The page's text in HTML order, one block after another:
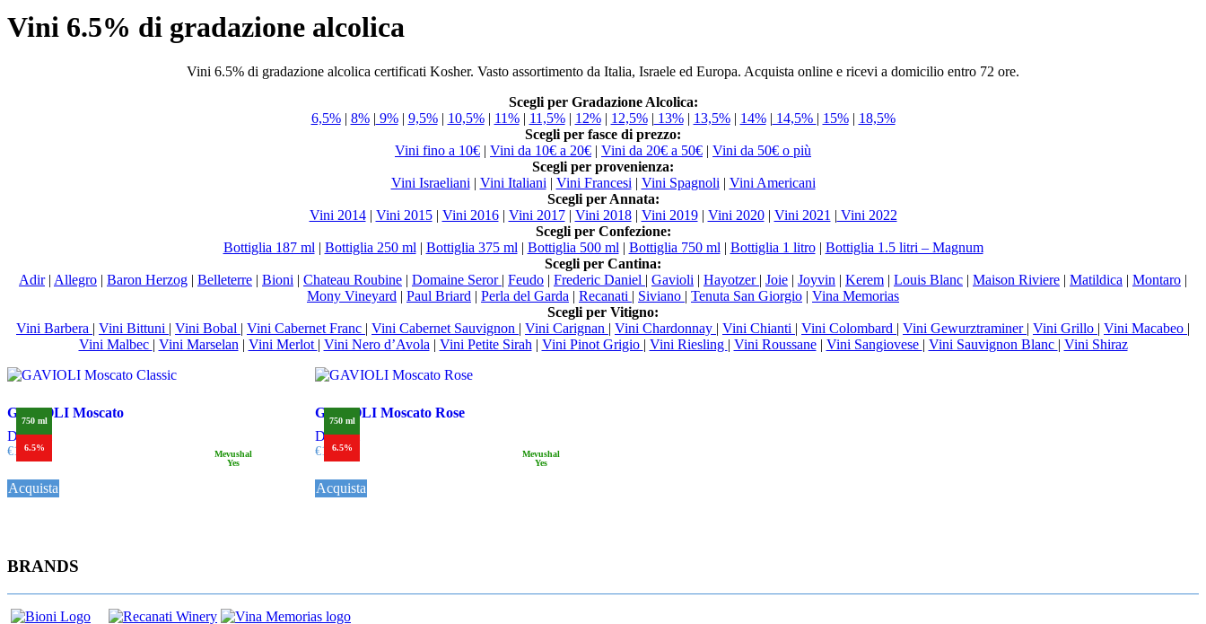
Vini 6.5% di gradazione alcolica
Vini 6.5% di gradazione alcolica certificati Kosher. Vasto assortimento da Italia, Israele ed Europa. Acquista online e ricevi a domicilio entro 72 ore.
Scegli per Gradazione Alcolica:
6,5%| 8%| 9%| 9,5%| 10,5%| 11%| 11,5%| 12%| 12,5%| 13%| 13,5%| 14%| 14,5% | 15%| 18,5%
Scegli per fasce di prezzo:
Vini fino a 10€ | Vini da 10€ a 20€ | Vini da 20€ a 50€ | Vini da 50€ o più
Scegli per provenienza:
Vini Israeliani | Vini Italiani | Vini Francesi | Vini Spagnoli | Vini Americani
Scegli per Annata:
Vini 2014| Vini 2015| Vini 2016| Vini 2017| Vini 2018| Vini 2019| Vini 2020| Vini 2021 | Vini 2022
Scegli per Confezione:
Bottiglia 187 ml | Bottiglia 250 ml | Bottiglia 375 ml | Bottiglia 500 ml | Bottiglia 750 ml | Bottiglia 1 litro| Bottiglia 1.5 litri – Magnum
Scegli per Cantina:
Adir| Allegro | Baron Herzog | Belleterre | Bioni | Chateau Roubine | Domaine Seror | Feudo | Frederic Daniel | Gavioli | Hayotzer | Joie | Joyvin | Kerem | Louis Blanc | Maison Riviere | Matildica | Montaro |
Mony Vineyard | Paul Briard | Perla del Garda | Recanati | Siviano | Tenuta San Giorgio | Vina Memorias
Scegli per Vitigno:
Vini Barbera | Vini Bittuni | Vini Bobal | Vini Cabernet Franc | Vini Cabernet Sauvignon | Vini Carignan | Vini Chardonnay | Vini Chianti | Vini Colombard | Vini Gewurztraminer | Vini Grillo | Vini Macabeo |
Vini Malbec | Vini Marselan | Vini Merlot | Vini Nero d’Avola | Vini Petite Sirah | Vini Pinot Grigio | Vini Riesling | Vini Roussane| Vini Sangiovese | Vini Sauvignon Blanc | Vini Shiraz
750 ml
6.5%
Mevushal
Yes
GAVIOLI Moscato
Dettagli
€12,50
Acquista
750 ml
6.5%
Mevushal
Yes
GAVIOLI Moscato Rose
Dettagli
€12,50
Acquista
BRANDS